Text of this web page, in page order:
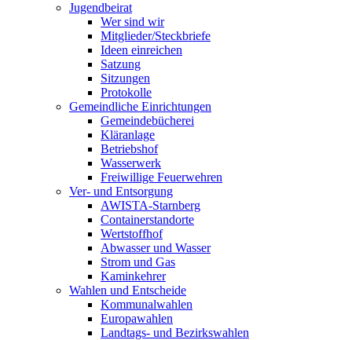
Jugendbeirat
Wer sind wir
Mitglieder/Steckbriefe
Ideen einreichen
Satzung
Sitzungen
Protokolle
Gemeindliche Einrichtungen
Gemeindebücherei
Kläranlage
Betriebshof
Wasserwerk
Freiwillige Feuerwehren
Ver- und Entsorgung
AWISTA-Starnberg
Containerstandorte
Wertstoffhof
Abwasser und Wasser
Strom und Gas
Kaminkehrer
Wahlen und Entscheide
Kommunalwahlen
Europawahlen
Landtags- und Bezirkswahlen